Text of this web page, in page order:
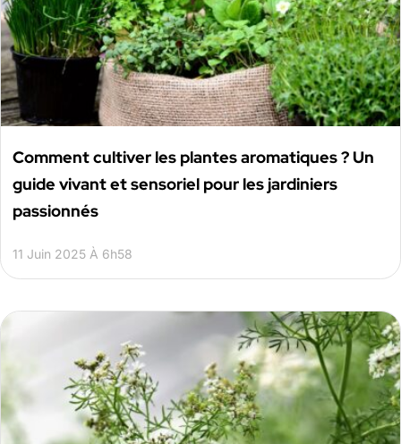
Comment cultiver les plantes aromatiques ? Un
guide vivant et sensoriel pour les jardiniers
passionnés
11 Juin 2025 À 6h58